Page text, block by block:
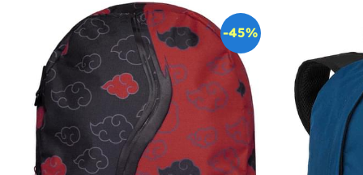
-45%